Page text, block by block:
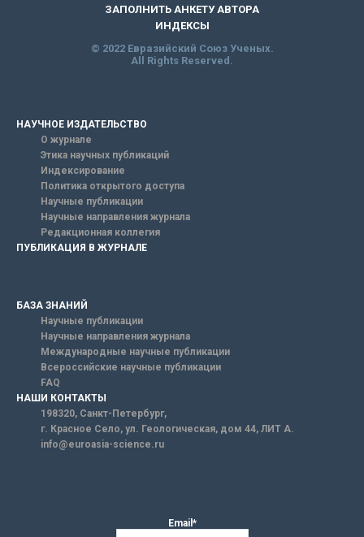
ЗАПОЛНИТЬ АНКЕТУ АВТОРА
ИНДЕКСЫ
© 2022 Евразийский Союз Ученых.
All Rights Reserved.
НАУЧНОЕ ИЗДАТЕЛЬСТВО
О журнале
Этика научных публикаций
Индексирование
Политика открытого доступа
Научные публикации
Научные направления журнала
Редакционная коллегия
ПУБЛИКАЦИЯ В ЖУРНАЛЕ
БАЗА ЗНАНИЙ
Научные публикации
Научные направления журнала
Международные научные публикации
Всероссийские научные публикации
FAQ
НАШИ КОНТАКТЫ
198320, Санкт-Петербург,
г. Красное Село, ул. Геологическая, дом 44, ЛИТ А.
info@euroasia-science.ru
Email*